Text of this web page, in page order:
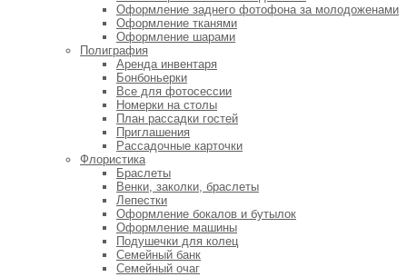
Оформление заднего фотофона за молодоженами
Оформление тканями
Оформление шарами
Полиграфия
Аренда инвентаря
Бонбоньерки
Все для фотосессии
Номерки на столы
План рассадки гостей
Приглашения
Рассадочные карточки
Флористика
Браслеты
Венки, заколки, браслеты
Лепестки
Оформление бокалов и бутылок
Оформление машины
Подушечки для колец
Семейный банк
Семейный очаг